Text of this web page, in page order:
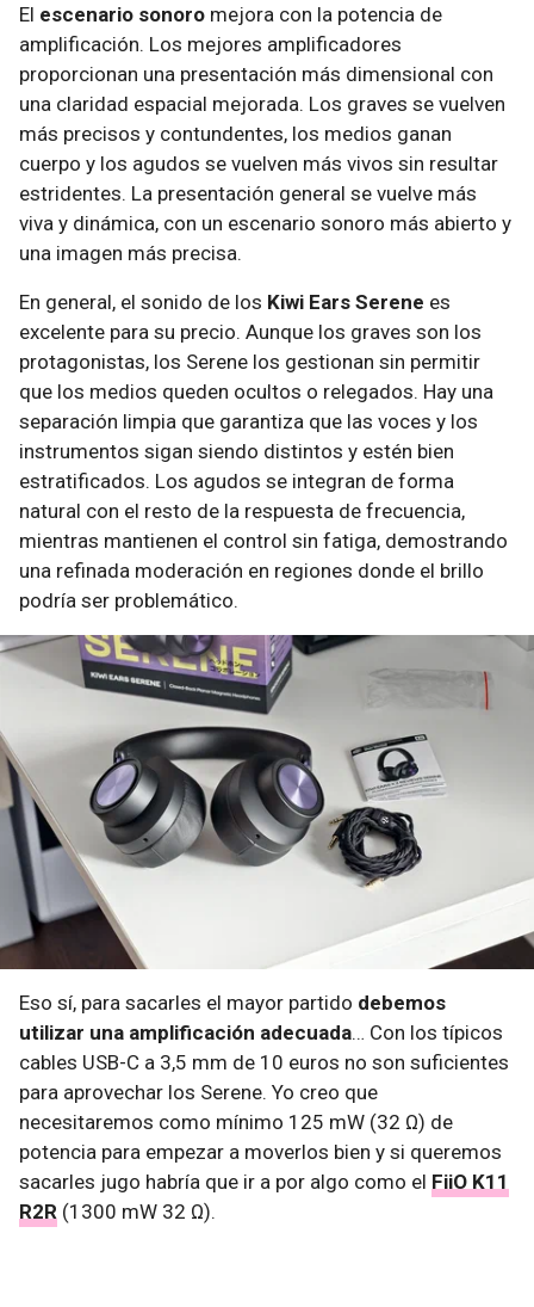
El escenario sonoro mejora con la potencia de
amplificación. Los mejores amplificadores
proporcionan una presentación más dimensional con
una claridad espacial mejorada. Los graves se vuelven
más precisos y contundentes, los medios ganan
cuerpo y los agudos se vuelven más vivos sin resultar
estridentes. La presentación general se vuelve más
viva y dinámica, con un escenario sonoro más abierto y
una imagen más precisa.
​En general, el sonido de los Kiwi Ears Serene es
excelente para su precio. Aunque los graves son los
protagonistas, los Serene los gestionan sin permitir
que los medios queden ocultos o relegados. Hay una
separación limpia que garantiza que las voces y los
instrumentos sigan siendo distintos y estén bien
estratificados. Los agudos se integran de forma
natural con el resto de la respuesta de frecuencia,
mientras mantienen el control sin fatiga, demostrando
una refinada moderación en regiones donde el brillo
podría ser problemático.
Eso sí, para sacarles el mayor partido debemos
utilizar una amplificación adecuada… Con los típicos
cables USB-C a 3,5 mm de 10 euros no son suficientes
para aprovechar los Serene. Yo creo que
necesitaremos como mínimo 125 mW (32 Ω) de
potencia para empezar a moverlos bien y si queremos
sacarles jugo habría que ir a por algo como el FiiO K11
R2R (1300 mW 32 Ω).